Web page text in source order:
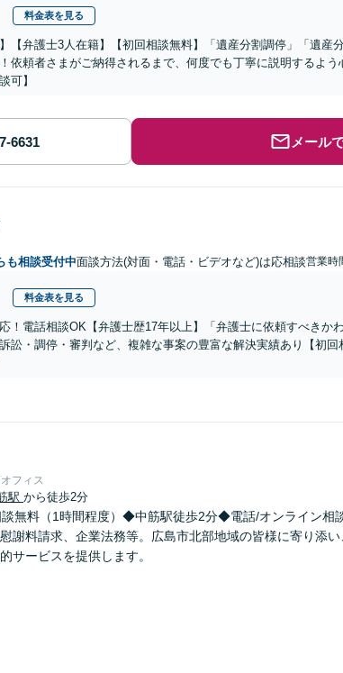
料金表を見る
【弁護士3人在籍】【初回相談無料】「遺産分割調停」「遺産
依頼者さまがご納得されるまで、何度でも丁寧に説明するよ
可】
メール
も相談受付中面談方法(対面・電話・ビデオなど)は応相談営業時
料金表を見る
！電話相談OK【弁護士歴17年以上】「弁護士に依頼すべきか
訟・調停・審判など、複雑な事案の豊富な解決実績あり【初
フィス
駅 から徒歩2分
無料（1時間程度）◆中筋駅徒歩2分◆電話/オンライン
謝料請求、企業法務等。広島市北部地域の皆様に寄り添
サービスを提供します。